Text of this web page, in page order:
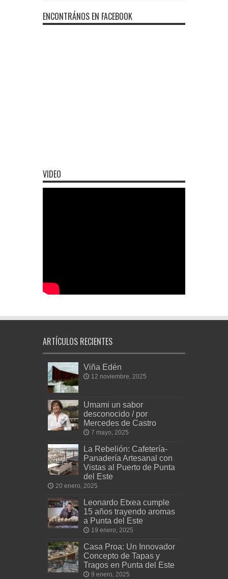
ENCONTRÁNOS EN FACEBOOK
VIDEO
ARTÍCULOS RECIENTES
Viña Edén
12 noviembre, 2025
Umami un sabor
desconocido / por
Mercedes de Castro
7 mayo, 2025
La Rebelión: Cafetería-
Panadería Artesanal con
Vistas al Puerto de Punta
del Este
20 enero, 2025
Leonardo Etxea cumple
15 años trayendo aromas
a Punta del Este
19 enero, 2025
Casa Proa: Un Innovador
Concepto de Tapas y
Tragos en Punta del Este
9 enero, 2025